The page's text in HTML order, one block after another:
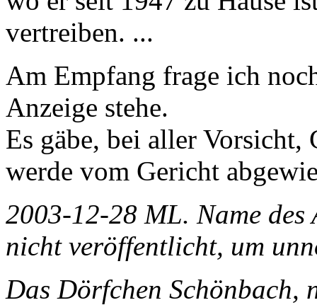
vertreiben. ...
Am Empfang frage ich
Anzeige stehe.
Es gäbe, bei aller
werde vom Gericht
2003-12-28 ML. Name
nicht veröffentlicht, um
Das Dörfchen Schönbach,